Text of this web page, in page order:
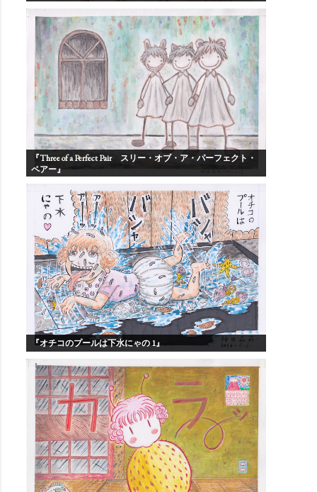
『Three of a Perfect Pair スリー・オブ・ア・パーフェクト・
ペアー』
『オチコのプールは下水にゃの 1』